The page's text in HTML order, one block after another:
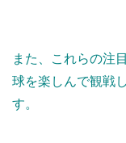
また、これらの注
球を楽しんで観戦
す。